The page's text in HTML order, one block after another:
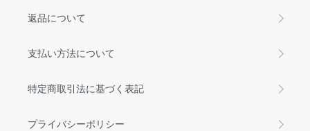
返品について
支払い方法について
特定商取引法に基づく表記
プライバシーポリシー